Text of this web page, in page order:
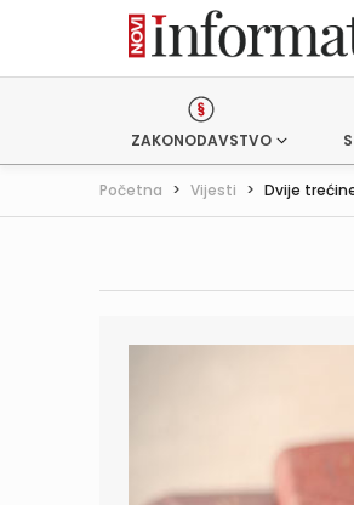
ZAKONODAVSTVO
Početna > Vijesti > Dvije